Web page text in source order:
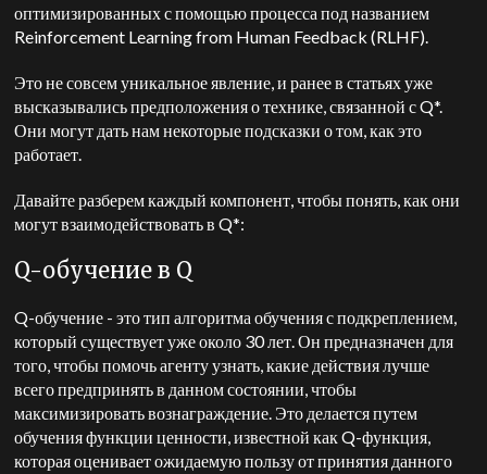
оптимизированных с помощью процесса под названием
Reinforcement Learning from Human Feedback (RLHF).
Это не совсем уникальное явление, и ранее в статьях уже
высказывались предположения о технике, связанной с Q*.
Они могут дать нам некоторые подсказки о том, как это
работает.
Давайте разберем каждый компонент, чтобы понять, как они
могут взаимодействовать в Q*:
Q-обучение в Q
Q-обучение - это тип алгоритма обучения с подкреплением,
который существует уже около 30 лет. Он предназначен для
того, чтобы помочь агенту узнать, какие действия лучше
всего предпринять в данном состоянии, чтобы
максимизировать вознаграждение. Это делается путем
обучения функции ценности, известной как Q-функция,
которая оценивает ожидаемую пользу от принятия данного